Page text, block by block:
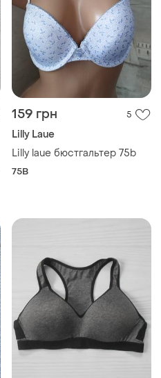
159 грн 5
Lilly Laue
Lilly laue бюстгальтер 75b
75B